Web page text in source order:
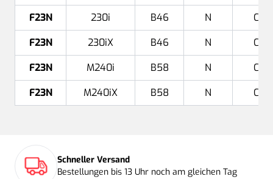
F23N
230i B46 N
Cab
F23N
230iX B46 N
Cab
F23N
M240i B58 N
Cab
F23N
M240iX B58 N Cab
Schneller Versand
Bestellungen bis 13 Uhr noch am gleichen Tag